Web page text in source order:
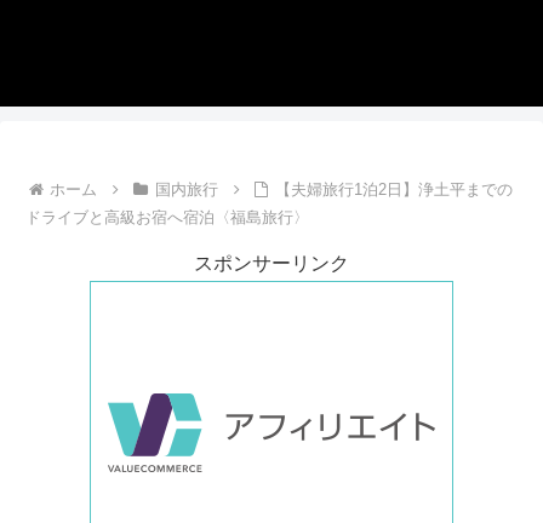
ホーム 国内旅行
【夫婦旅行1泊2日】浄土平までの
ドライブと高級お宿へ宿泊〈福島旅行〉
スポンサーリンク